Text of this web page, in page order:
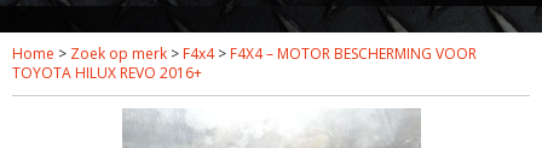
Home > Zoek op merk > F4x4> F4X4 – MOTOR BESCHERMING VOOR
TOYOTA HILUX REVO 2016+